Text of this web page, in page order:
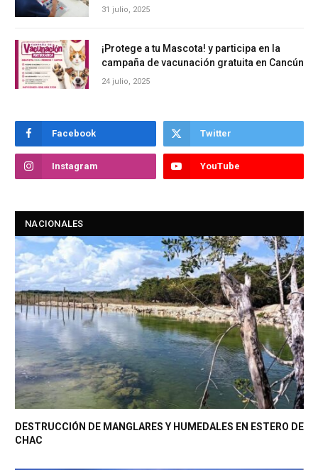
31 julio, 2025
¡Protege a tu Mascota! y participa en la
campaña de vacunación gratuita en Cancún
24 julio, 2025
Facebook Twitter
Instagram YouTube
NACIONALES
DESTRUCCIÓN DE MANGLARES Y HUMEDALES EN ESTERO DE
CHAC